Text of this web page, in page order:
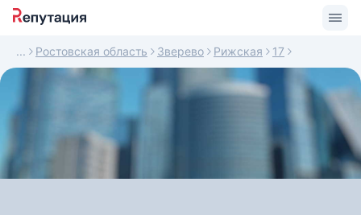
Ростовская область Зверево Рижская 17